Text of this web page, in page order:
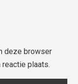
deze browser
plaats.